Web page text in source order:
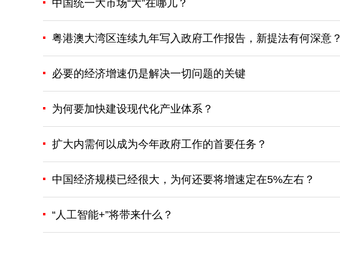
中国统一大市场“大”在哪儿？
粤港澳大湾区连续九年写入政府工作报告，新提法有何深意？
必要的经济增速仍是解决一切问题的关键
为何要加快建设现代化产业体系？
扩大内需何以成为今年政府工作的首要任务？
中国经济规模已经很大，为何还要将增速定在5%左右？
“人工智能+”将带来什么？